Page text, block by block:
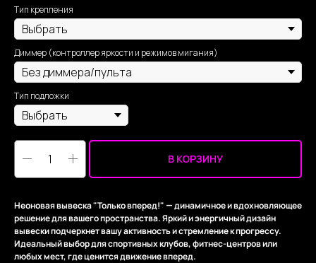
Тип крепления
Диммер (контроллер яркости и режимов мигания)
Тип подложки
В КОРЗИНУ
Неоновая вывеска "Только вперед!" — динамичное и вдохновляющее
решение для вашего пространства. Яркий и энергичный дизайн
вывески подчеркнет вашу активность и стремление к прогрессу.
Идеальный выбор для спортивных клубов, фитнес-центров или
любых мест, где ценится движение вперед.